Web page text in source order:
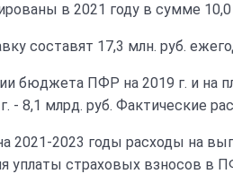
в 2021 году в сумме
составят 17,3 млн. руб.
бюджета ПФР на 2019 г. и на
- 8,1 млрд. руб. Фактические
2023 годы расходы на
уплаты страховых взносов в